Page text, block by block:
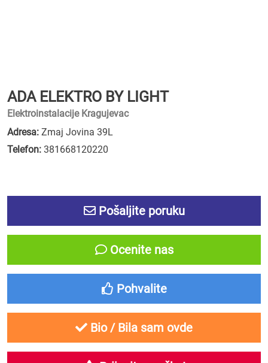
ADA ELEKTRO BY LIGHT
Elektroinstalacije Kragujevac
Adresa: Zmaj Jovina 39L
Telefon: 381668120220
Pošaljite poruku
Ocenite nas
Pohvalite
Bio / Bila sam ovde